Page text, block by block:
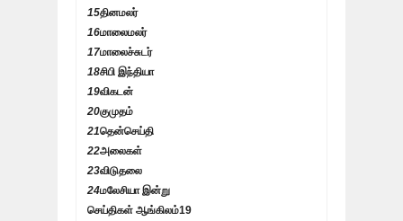
15தினமலர்
16மாலைமலர்
17மாலைச்சுடர்
18சிபி இந்தியா
19விகடன்
20குமுதம்
21தென்செய்தி
22அலைகள்
23விடுதலை
24மலேசியா இன்று
செய்திகள் ஆங்கிலம்19